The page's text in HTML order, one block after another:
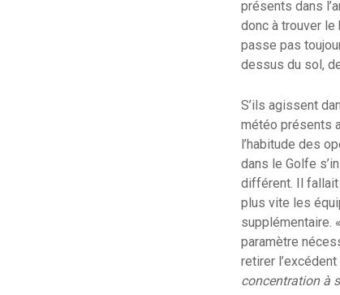
présents dans
donc à trouver
passe pas
dessus du sol,
S’ils agissent
météo présents
l’habitude des
dans le Golfe
différent. Il fallait
plus vite les
supplémentaire. «
paramètre
retirer
concentration à